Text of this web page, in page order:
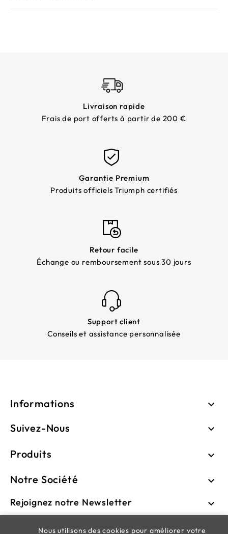
Livraison rapide
Frais de port offerts à partir de 200 €
Garantie Premium
Produits officiels Triumph certifiés
Retour facile
Échange ou remboursement sous 30 jours
Support client
Conseils et assistance personnalisée
Informations 
Suivez-Nous 
Produits 
Notre Société 
Nous utilisons des cookies pour améliorer votre
Rejoignez notre Newsletter 